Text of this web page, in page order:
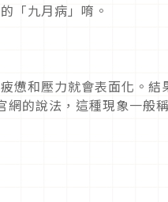
「九月病」唷。
憊和壓力就會表面化。結
的說法，這種現象一般